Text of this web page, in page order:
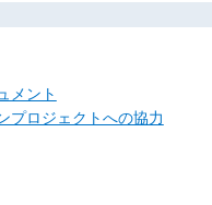
メント
プロジェクトへの協力